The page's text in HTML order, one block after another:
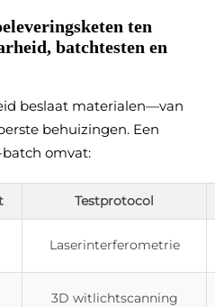
ten
batchtesten en
beslaat materialen—van
behuizingen. Een
omvat:
Testprotocol
Laserinterferometrie
3D witlichtscanning